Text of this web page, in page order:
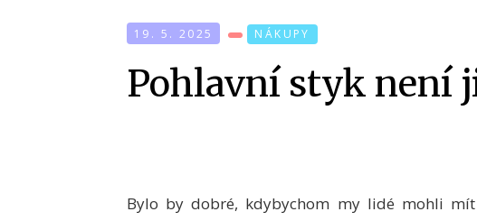
19. 5. 2025 NÁKUPY
Pohlavní styk není
Bylo by dobré, kdybychom my lidé mohli